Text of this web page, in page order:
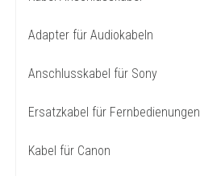
Adapter für Audiokabeln
Anschlusskabel für Sony
Ersatzkabel für Fernbedienungen
Kabel für Canon